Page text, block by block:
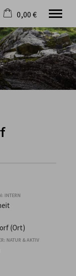
0,00 €
×
INTERN
(Ort)
NATUR & AKTIV